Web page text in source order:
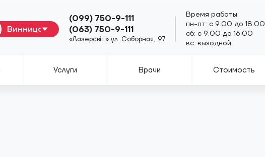
(099) 750-9-111
(063) 750-9-111
«Лазерсвiт» ул. Соборная, 97
Время работы:
пн-пт: с 9.00 до 18.00
сб: с 9.00 до 16.00
вс: выходной
Услуги Врачи Стоимость